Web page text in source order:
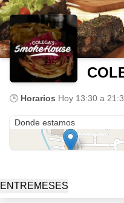
🕒 Horarios Hoy 13:30 a
Donde estamos
ENTREMESES